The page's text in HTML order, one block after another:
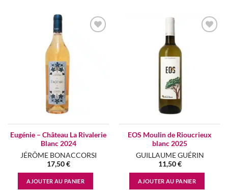
Eugénie – Château La Rivalerie
Blanc 2024
JÉRÔME BONACCORSI
17,50€
AJOUTER AU PANIER
EOS Moulin de Rioucrieux
blanc 2025
GUILLAUME GUÉRIN
11,50€
AJOUTER AU PANIER